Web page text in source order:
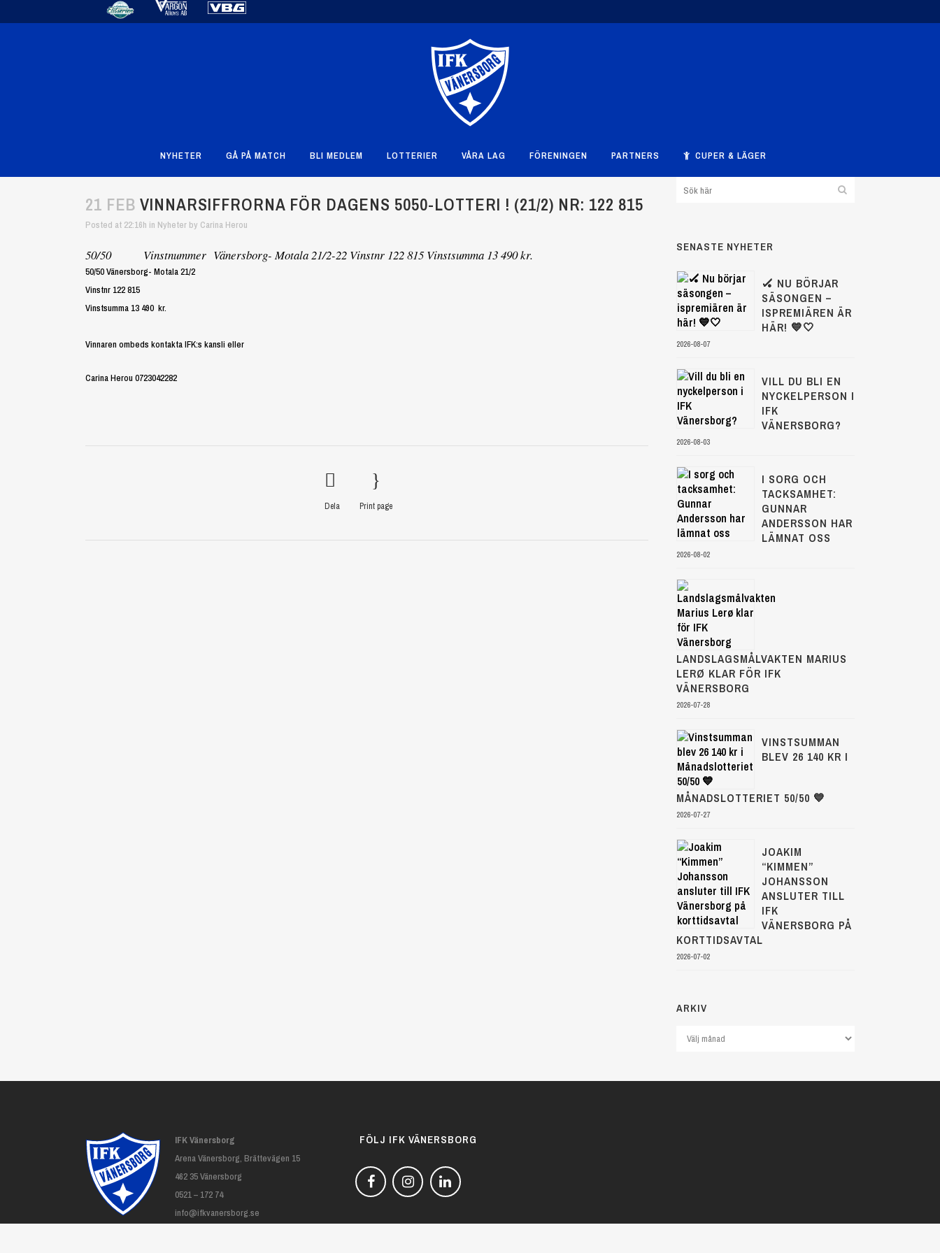
NYHETER GÅ PÅ MATCH BLI MEDLEM LOTTERIER VÅRA LAG FÖRENINGEN PARTNERS CUPER & LÄGER
21 FEB VINNARSIFFRORNA FÖR DAGENS 5050-LOTTERI ! (21/2) NR: 122 815
Posted at 22:16h in Nyheter by Carina Herou
50/50 Vinstnummer Vänersborg- Motala 21/2-22 Vinstnr 122 815 Vinstsumma 13 490 kr.
50/50 Vänersborg- Motala 21/2
Vinstnr 122 815
Vinstsumma 13 490 kr.
Vinnaren ombeds kontakta IFK:s kansli eller
Carina Herou 0723042282
Dela Print page
SENASTE NYHETER
🏑 NU BÖRJAR
SÄSONGEN –
ISPREMIÄREN ÄR
HÄR! 💙🤍
2026-08-07
VILL DU BLI EN
NYCKELPERSON I
IFK
VÄNERSBORG?
2026-08-03
I SORG OCH
TACKSAMHET:
GUNNAR
ANDERSSON HAR
LÄMNAT OSS
2026-08-02
LANDSLAGSMÅLVAKTEN MARIUS
LERØ KLAR FÖR IFK
VÄNERSBORG
2026-07-28
VINSTSUMMAN
BLEV 26 140 KR I
MÅNADSLOTTERIET 50/50 💙
2026-07-27
JOAKIM
“KIMMEN”
JOHANSSON
ANSLUTER TILL
IFK
VÄNERSBORG PÅ
KORTTIDSAVTAL
2026-07-02
ARKIV
Arkiv
IFK Vänersborg
Arena Vänersborg, Brättevägen 15
462 35 Vänersborg
0521 – 172 74
info@ifkvanersborg.se
FÖLJ IFK VÄNERSBORG